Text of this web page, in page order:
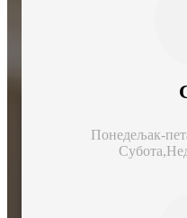
Понедељак-
Субота,